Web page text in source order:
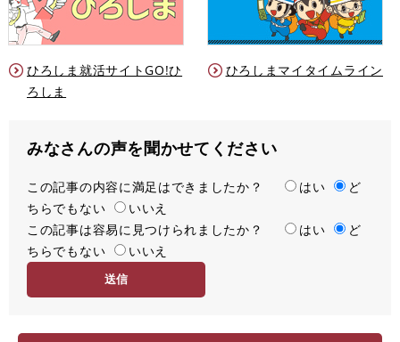
ひろしま就活サイトGO!ひ
ろしま
ひろしまマイタイムライン
みなさんの声を聞かせてください
満
足
度
この記事の内容に満足はできましたか？ はい
ど
ちらでもない
いいえ
容
易
この記事は容易に見つけられましたか？ はい
ど
ちらでもない
いいえ